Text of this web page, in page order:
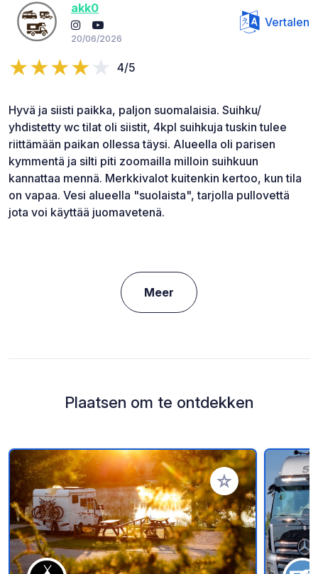
akk0
20/06/2026
Vertalen
4/5
Hyvä ja siisti paikka, paljon suomalaisia. Suihku/
yhdistetty wc tilat oli siistit, 4kpl suihkuja tuskin tulee
riittämään paikan ollessa täysi. Alueella oli parisen
kymmentä ja silti piti zoomailla milloin suihkuun
kannattaa mennä. Merkkivalot kuitenkin kertoo, kun tila
on vapaa. Vesi alueella "suolaista", tarjolla pullovettä
jota voi käyttää juomavetenä.
Meer
Plaatsen om te ontdekken
Voeg toe aan je